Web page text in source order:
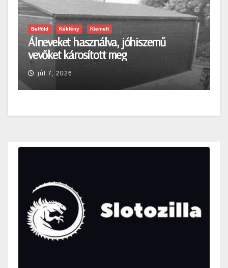
Belföld Kékfény Kiemelt
Álneveket használva, jóhiszemű
vevőket károsított meg
júl 7, 2026